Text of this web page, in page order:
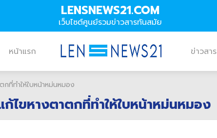
LENSNEWS21.COM
เว็บไซต์ศูนย์รวมข่าวสารทันสมัย
หน้าแรก ข่าวสาร
กที่ทำให้ใบหน้าหม่นหมอง
ไขหางตาตกที่ทำให้ใบหน้าหม่นหมอง